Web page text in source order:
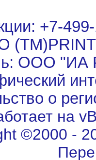
+7-
ООО "ИА
о
на
©2000 -